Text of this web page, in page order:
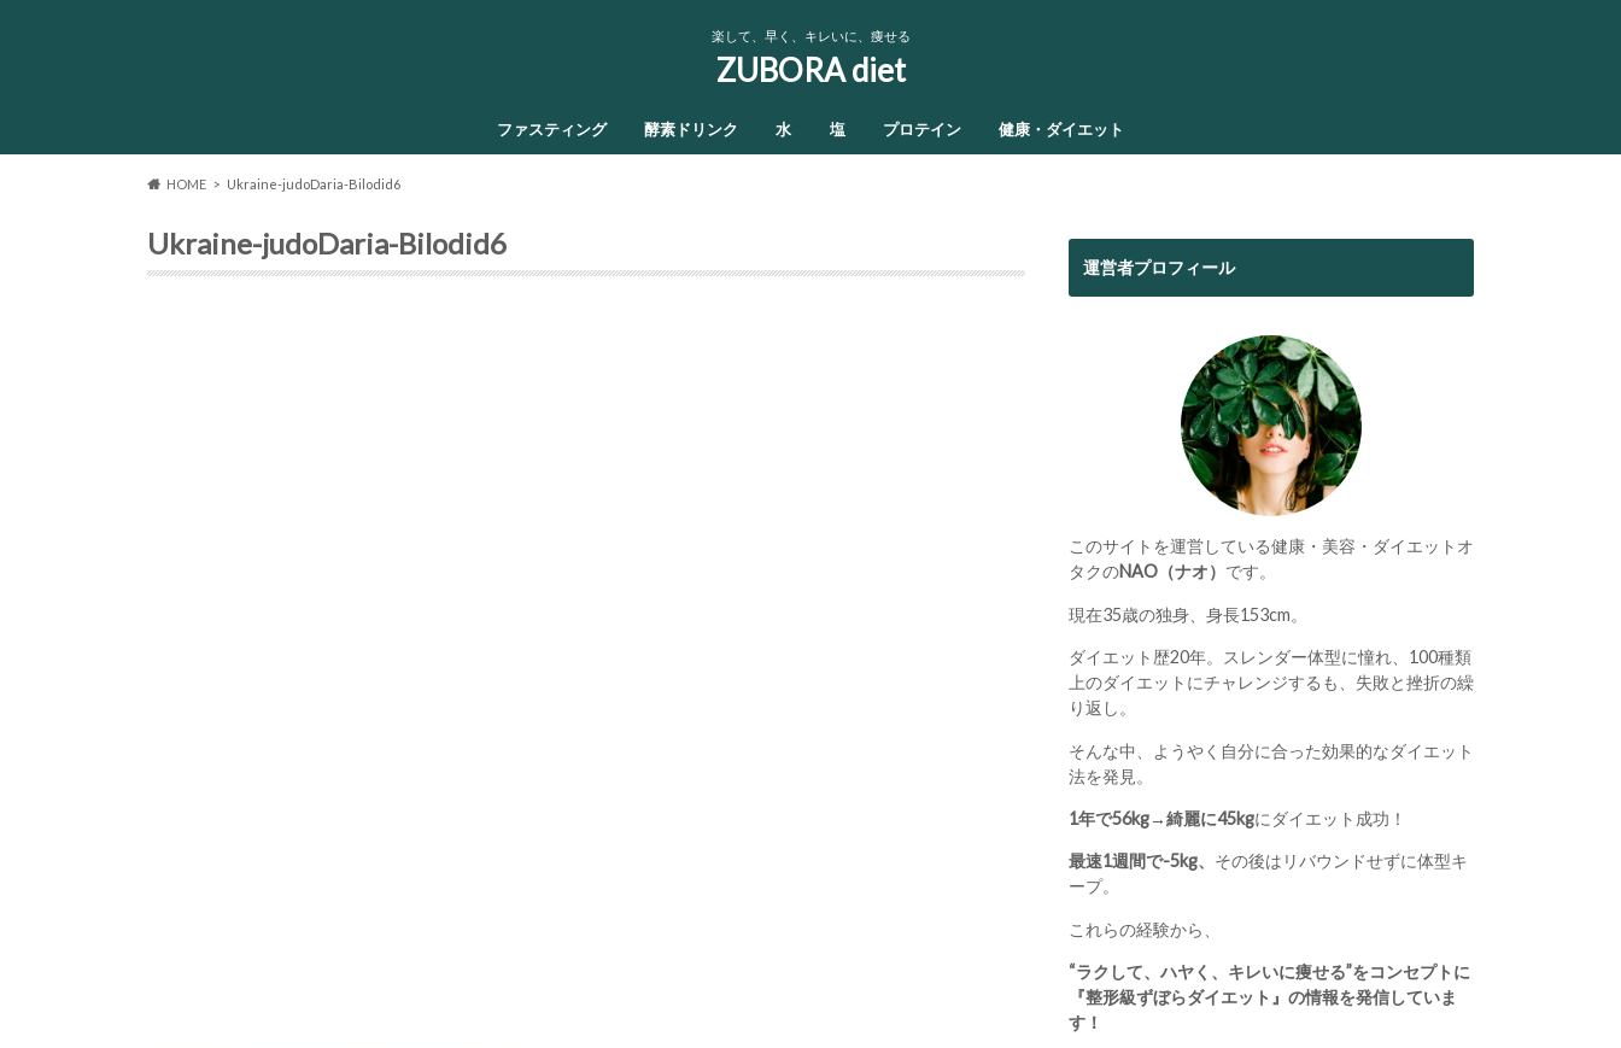
楽して、早く、キレいに、痩せる
ZUBORA diet
ファスティング 酵素ドリンク 水 塩 プロテイン 健康・ダイエット
HOME Ukraine-judoDaria-Bilodid6
Ukraine-judoDaria-Bilodid6
運営者プロフィール
このサイトを運営している健康・美容・ダイエットオ
タクのNAO（ナオ） です。
現在35歳の独身、身長153cm。
ダイエット歴20年。スレンダー体型に憧れ、100種類
上のダイエットにチャレンジするも、失敗と挫折の繰
り返し。
そんな中、ようやく自分に合った効果的なダイエット
法を発見。
1年で56kg→綺麗に45kgにダイエット成功！
最速1週間で-5kg、 その後はリバウンドせずに体型キ
ープ。
これらの経験から、
“ラクして、ハヤく、キレいに痩せる”をコンセプトに
『整形級ずぼらダイエット』の情報を発信していま
す！